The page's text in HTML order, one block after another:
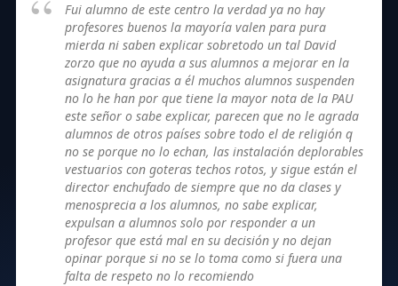
Fui alumno de este centro la verdad ya no hay
profesores buenos la mayoría valen para pura
mierda ni saben explicar sobretodo un tal David
zorzo que no ayuda a sus alumnos a mejorar en la
asignatura gracias a él muchos alumnos suspenden
no lo he han por que tiene la mayor nota de la PAU
este señor o sabe explicar, parecen que no le agrada
alumnos de otros países sobre todo el de religión q
no se porque no lo echan, las instalación deplorables
vestuarios con goteras techos rotos, y sigue están el
director enchufado de siempre que no da clases y
menosprecia a los alumnos, no sabe explicar,
expulsan a alumnos solo por responder a un
profesor que está mal en su decisión y no dejan
opinar porque si no se lo toma como si fuera una
falta de respeto no lo recomiendo